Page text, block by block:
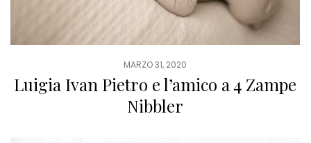
MARZO 31, 2020
Luigia Ivan Pietro e l’amico a 4 Zampe
Nibbler